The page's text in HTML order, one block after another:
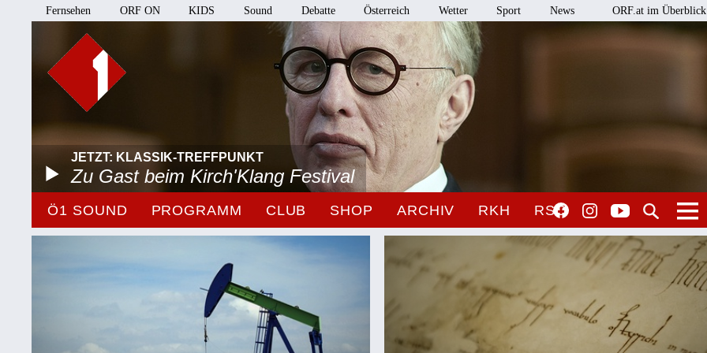
Fernsehen ORF ON KIDS Sound Debatte Österreich Wetter Sport News ORF.at im Überblick
JETZT: KLASSIK-TREFFPUNKT
Zu Gast beim Kirch'Klang Festival
Ö1 SOUND PROGRAMM CLUB SHOP ARCHIV RKH RSO